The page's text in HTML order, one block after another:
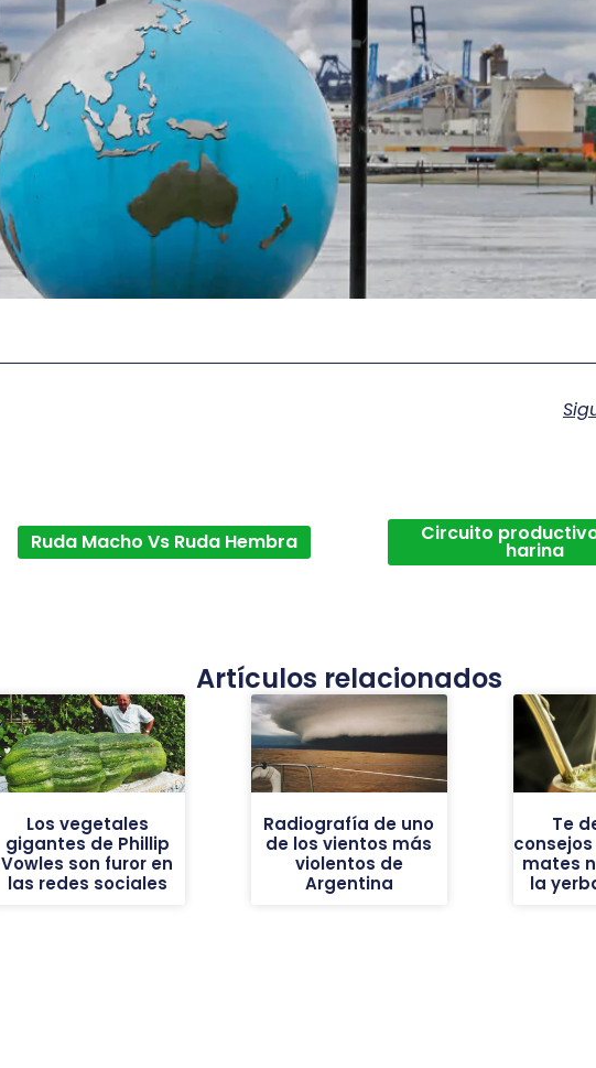
Ruda Macho Vs Ruda Hembra Circuito
harina
Artículos relacionados
Los vegetales
gigantes de Phillip
Vowles son furor en
las redes sociales
Radiografía de uno
de los vientos más
violentos de
Argentina
Te
mates
la